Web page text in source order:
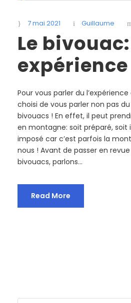
7 mai 2021 Guillaume
Le
Pour vous parler du
choisi de vous parler non pas
bivouacs ! En effet, il peut
en montagne: soit préparé, soit
imposé car c’est parfois la
nous ! Avant de passer en
bivouacs, parlons...
Read More